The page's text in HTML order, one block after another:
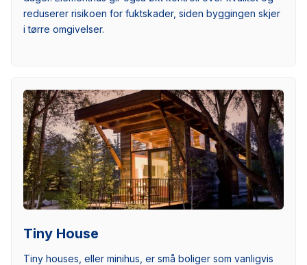
reduserer risikoen for fuktskader, siden byggingen skjer
i tørre omgivelser.
Tiny House
Tiny houses, eller minihus, er små boliger som vanligvis